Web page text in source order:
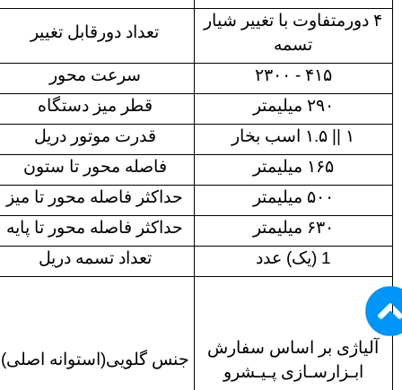
۴ دورمتفاوت با تغییر شیار
تسمه
تعداد دورقابل تغییر
۴۱۵ - ۲۳۰۰
سرعت محور
۲۹۰ میلیمتر
قطر میز دستگاه
۱ || ۱.۵ اسب بخار
قدرت موتور دریل
۱۶۵ میلیمتر
فاصله محور تا ستون
۵۰۰ میلیمتر
حداکثر فاصله محور تا میز
۶۳۰ میلیمتر
حداکثر فاصله محور تا پایه
1 (یک) عدد
تعداد تسمه دریل
جنس گلویی(استوانه اصلی)
آلیاژی بر اساس سفارش
ابـزارسـازی پـیـشرو